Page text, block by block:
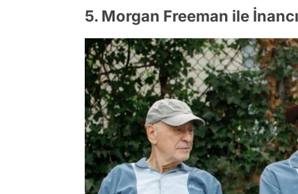
5. Morgan Freeman ile